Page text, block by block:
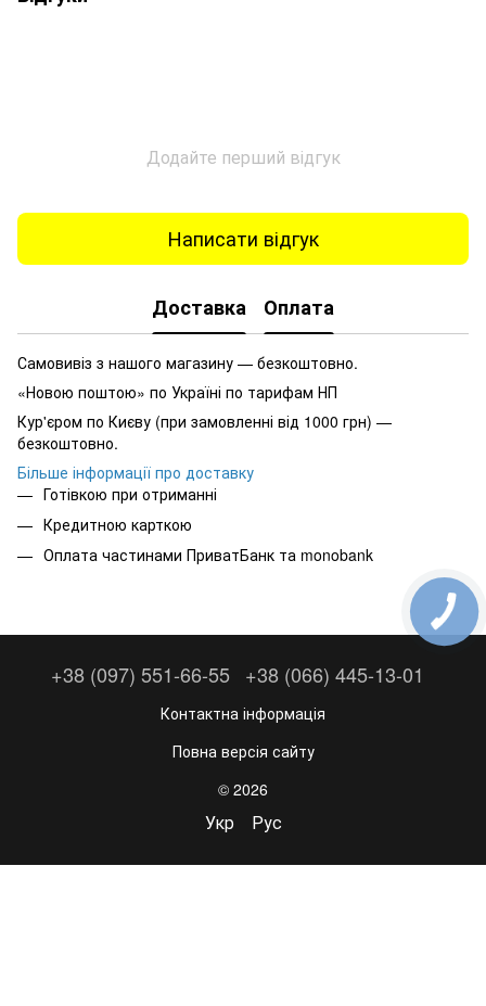
Додайте перший відгук
Написати відгук
Доставка Оплата
Самовивіз з нашого магазину — безкоштовно.
«Новою поштою» по Україні по тарифам НП
Кур'єром по Києву (при замовленні від 1000 грн) —
безкоштовно.
Більше інформації про доставку
Готівкою при отриманні
Кредитною карткою
Оплата частинами ПриватБанк та monobank
+38 (097) 551-66-55 +38 (066) 445-13-01
Контактна інформація
Повна версія сайту
© 2026
Укр Рус